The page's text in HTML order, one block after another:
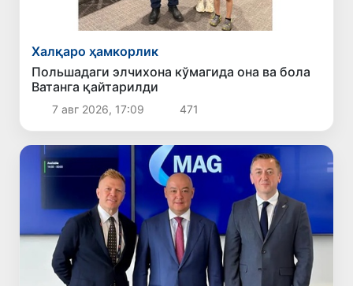
Халқаро ҳамкорлик
Польшадаги элчихона кўмагида она ва бола
Ватанга қайтарилди
7 авг 2026, 17:09 471